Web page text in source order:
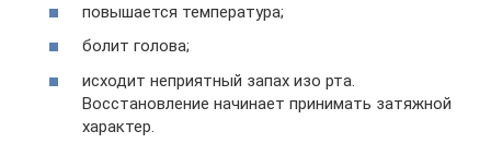
повышается температура;
болит голова;
исходит неприятный запах изо рта.
Восстановление начинает принимать затяжной
характер.